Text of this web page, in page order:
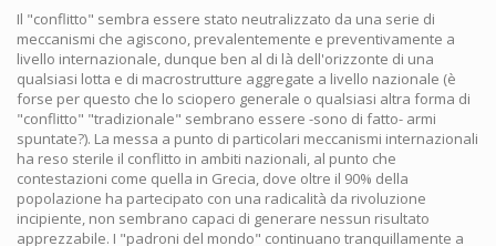
Il "conflitto" sembra essere stato neutralizzato da una serie di
meccanismi che agiscono, prevalentemente e preventivamente a
livello internazionale, dunque ben al di là dell'orizzonte di una
qualsiasi lotta e di macrostrutture aggregate a livello nazionale (è
forse per questo che lo sciopero generale o qualsiasi altra forma di
"conflitto" "tradizionale" sembrano essere -sono di fatto- armi
spuntate?). La messa a punto di particolari meccanismi internazionali
ha reso sterile il conflitto in ambiti nazionali, al punto che
contestazioni come quella in Grecia, dove oltre il 90% della
popolazione ha partecipato con una radicalità da rivoluzione
incipiente, non sembrano capaci di generare nessun risultato
apprezzabile. I "padroni del mondo" continuano tranquillamente a